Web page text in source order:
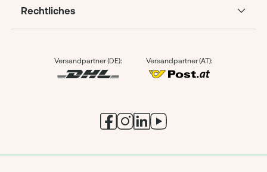
Rechtliches
Versandpartner (DE): Versandpartner (AT):